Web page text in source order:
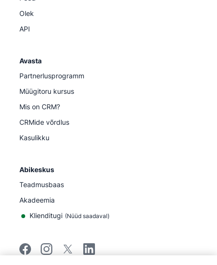
Olek
API
Avasta
Partnerlusprogramm
Müügitoru kursus
Mis on CRM?
CRMide võrdlus
Kasulikku
Abikeskus
Teadmusbaas
Akadeemia
Klienditugi (Nüüd saadaval)